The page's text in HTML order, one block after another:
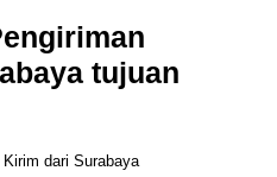
tujuan
dari Surabaya